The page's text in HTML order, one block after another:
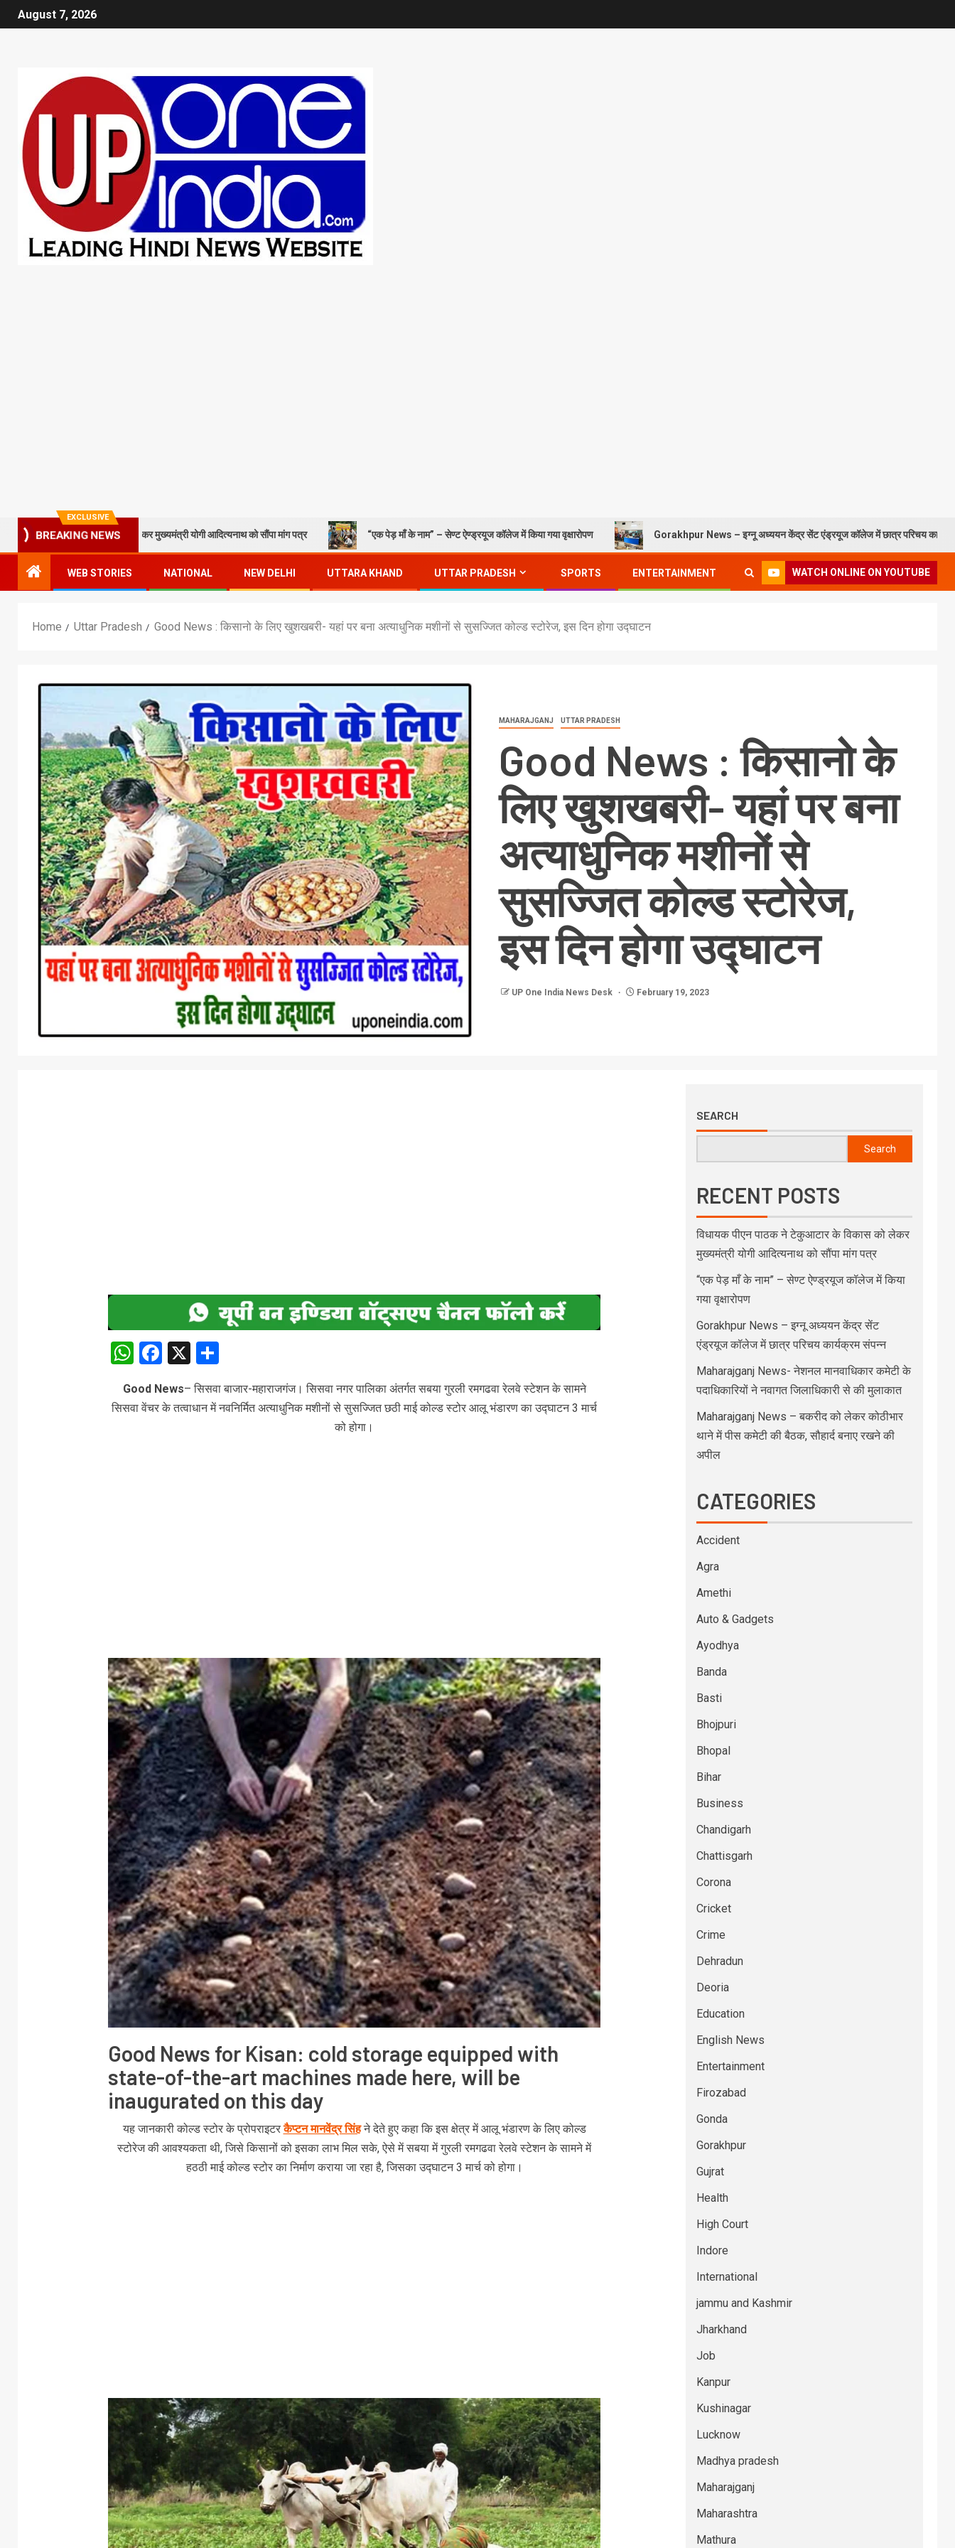
August 7, 2026
EXCLUSIVE
BREAKING NEWS
के विकास को लेकर मुख्यमंत्री योगी आदित्यनाथ को सौंपा मांग पत्र “एक पेड़ माँ के नाम” – सेण्ट ऐण्ड्रयूज कॉलेज में किया गया वृक्षारोपण Gorakhpur News – इग्नू अध्ययन केंद्र सेंट एंड्रयूज कॉलेज में छात्र परिचय कार्यक्रम संपन्न
WEB STORIES NATIONAL NEW DELHI UTTARA KHAND UTTAR PRADESH SPORTS ENTERTAINMENT WATCH ONLINE ON YOUTUBE
Home Uttar Pradesh Good News : किसानो के लिए खुशखबरी- यहां पर बना अत्याधुनिक मशीनों से सुसज्जित कोल्ड स्टोरेज, इस दिन होगा उद्घाटन
MAHARAJGANJ UTTAR PRADESH
Good News : किसानो के
लिए खुशखबरी- यहां पर बना
अत्याधुनिक मशीनों से
सुसज्जित कोल्ड स्टोरेज,
इस दिन होगा उद्घाटन
UP One India News Desk February 19, 2023
WhatsApp
Facebook
X Share
Good News– सिसवा बाजार-महाराजगंज। सिसवा नगर पालिका अंतर्गत सबया गुरली रमगढवा रेलवे स्टेशन के सामने
सिसवा वेंचर के तत्वाधान में नवनिर्मित अत्याधुनिक मशीनों से सुसज्जित छठी माई कोल्ड स्टोर आलू भंडारण का उद्घाटन 3 मार्च
को होगा।
Good News for Kisan: cold storage equipped with
state-of-the-art machines made here, will be
inaugurated on this day
यह जानकारी कोल्ड स्टोर के प्रोपराइटरकैप्टन मानवेंद्र सिंहने देते हुए कहा कि इस क्षेत्र में आलू भंडारण के लिए कोल्ड
स्टोरेज की आवश्यकता थी, जिसे किसानों को इसका लाभ मिल सके, ऐसे में सबया में गुरली रमगढवा रेलवे स्टेशन के सामने में
हठठी माई कोल्ड स्टोर का निर्माण कराया जा रहा है, जिसका उद्घाटन 3 मार्च को होगा।
SEARCH
Search
RECENT POSTS
विधायक पीएन पाठक ने टेकुआटार के विकास को लेकर
मुख्यमंत्री योगी आदित्यनाथ को सौंपा मांग पत्र
“एक पेड़ माँ के नाम” – सेण्ट ऐण्ड्रयूज कॉलेज में किया
गया वृक्षारोपण
Gorakhpur News – इग्नू अध्ययन केंद्र सेंट
एंड्रयूज कॉलेज में छात्र परिचय कार्यक्रम संपन्न
Maharajganj News- नेशनल मानवाधिकार कमेटी के
पदाधिकारियों ने नवागत जिलाधिकारी से की मुलाकात
Maharajganj News – बकरीद को लेकर कोठीभार
थाने में पीस कमेटी की बैठक, सौहार्द बनाए रखने की
अपील
CATEGORIES
Accident
Agra
Amethi
Auto & Gadgets
Ayodhya
Banda
Basti
Bhojpuri
Bhopal
Bihar
Business
Chandigarh
Chattisgarh
Corona
Cricket
Crime
Dehradun
Deoria
Education
English News
Entertainment
Firozabad
Gonda
Gorakhpur
Gujrat
Health
High Court
Indore
International
jammu and Kashmir
Jharkhand
Job
Kanpur
Kushinagar
Lucknow
Madhya pradesh
Maharajganj
Maharashtra
Mathura